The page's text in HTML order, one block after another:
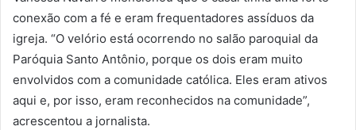
conexão com a fé e eram frequentadores assíduos da
igreja. “O velório está ocorrendo no salão paroquial da
Paróquia Santo Antônio, porque os dois eram muito
envolvidos com a comunidade católica. Eles eram ativos
aqui e, por isso, eram reconhecidos na comunidade”,
acrescentou a jornalista.